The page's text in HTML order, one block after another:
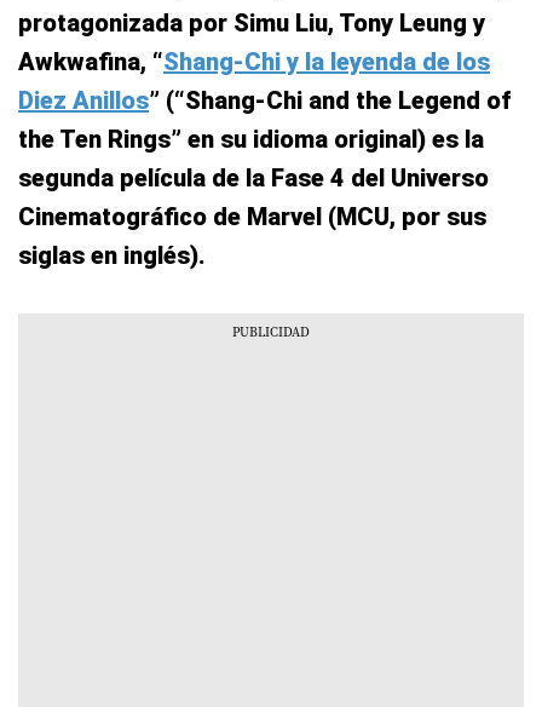
protagonizada por Simu Liu, Tony Leung y
Awkwafina, “Shang-Chi y la leyenda de los
Diez Anillos” (“Shang-Chi and the Legend of
the Ten Rings” en su idioma original) es la
segunda película de la Fase 4 del Universo
Cinematográfico de Marvel (MCU, por sus
siglas en inglés).